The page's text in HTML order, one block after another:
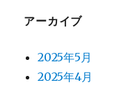
アーカイブ
2025年5月
2025年4月